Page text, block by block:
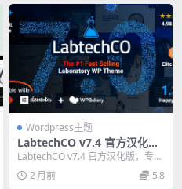
Wordpress主题
LabtechCO v7.4 官方汉化
版：实验室与科学研究WordP
ress主题
LabtechCO v7.4 官方汉化版，专为
实验室与科学研究机构打造的Wor
d... 2 月前 5.8